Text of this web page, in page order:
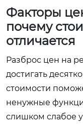
Факторы
почему
отличается
Разброс цен на
достигать
стоимости
ненужные
слишком слабое